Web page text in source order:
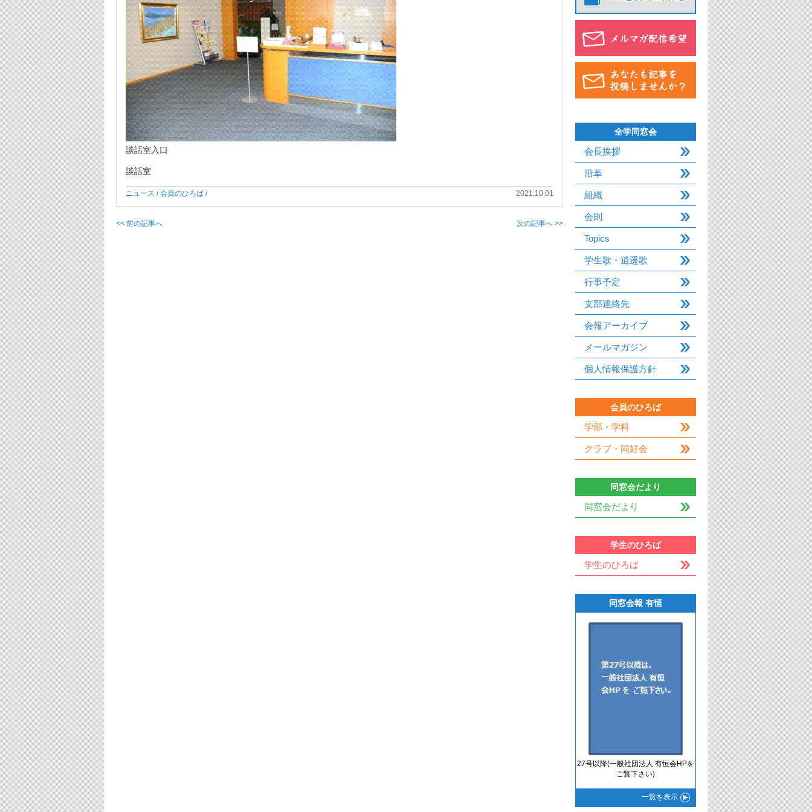
談話室入口
談話室
ニュース /会員のひろば / 2021.10.01
<< 前の記事へ 次の記事へ >>
全学同窓会
会長挨拶
沿革
組織
会則
Topics
学生歌・逍遥歌
行事予定
支部連絡先
会報アーカイブ
メールマガジン
個人情報保護方針
会員のひろば
学部・学科
クラブ・同好会
同窓会だより
同窓会だより
学生のひろば
学生のひろば
同窓会報 有恒
27号以降(一般社団法人 有恒会HPを
ご覧下さい)
一覧を表示